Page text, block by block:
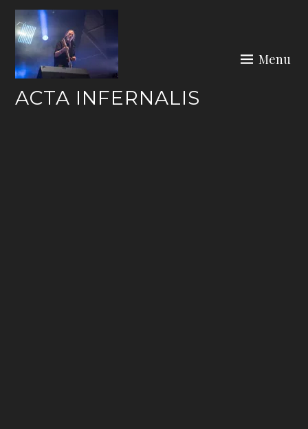
Skip
content
ACTA INFERNALIS
Menu